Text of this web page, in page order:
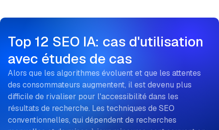
Top 12 SEO IA: cas d'utilisation
avec études de cas
Alors que les algorithmes évoluent et que les attentes
des consommateurs augmentent, il est devenu plus
difficile de rivaliser pour l'accessibilité dans les
résultats de recherche. Les techniques de SEO
conventionnelles, qui dépendent de recherches